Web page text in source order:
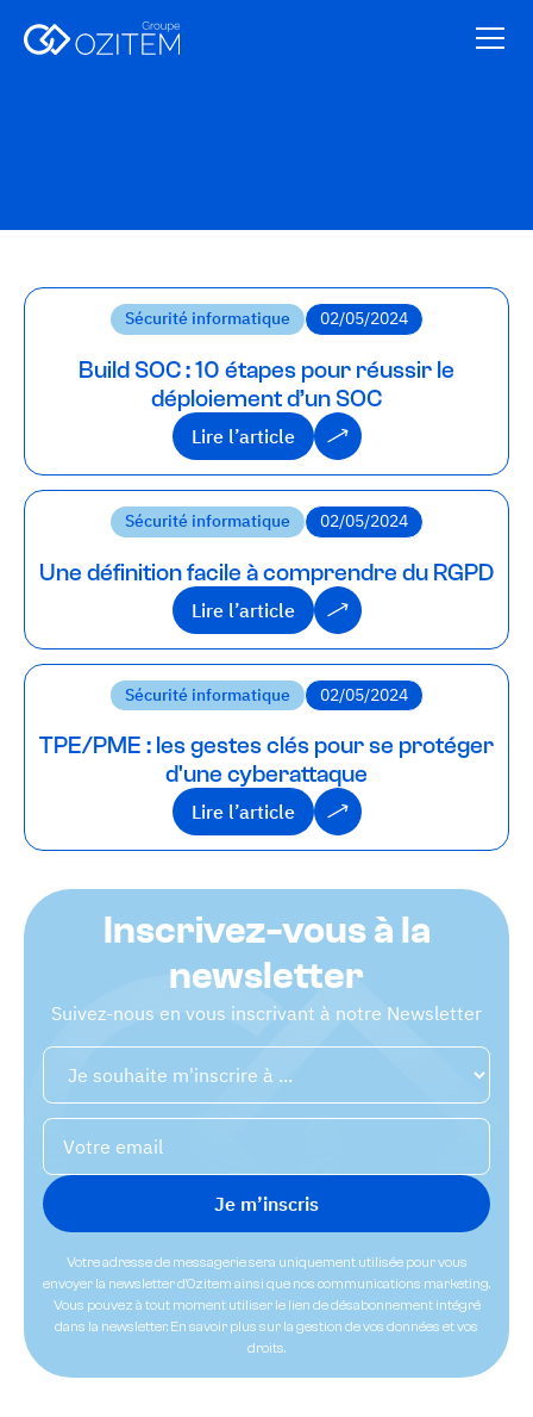
Sécurité informatique 02/05/2024
Build SOC : 10 étapes pour réussir le
déploiement d’un SOC
Lire l’article
Lire l’article
Sécurité informatique 02/05/2024
Une définition facile à comprendre du RGPD
Lire l’article
Lire l’article
Sécurité informatique 02/05/2024
TPE/PME : les gestes clés pour se protéger
d'une cyberattaque
Lire l’article
Lire l’article
Inscrivez-vous à la
newsletter
Suivez-nous en vous inscrivant à notre Newsletter
Votre adresse de messagerie sera uniquement utilisée pour vous
envoyer la newsletter d'Ozitem ainsi que nos communications marketing.
Vous pouvez à tout moment utiliser le lien de désabonnement intégré
dans la newsletter. En savoir plus sur la gestion de vos données et vos
droits.